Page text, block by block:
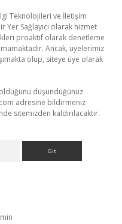
Teknolojileri ve İletişim
Yer Sağlayıcı olarak hizmet
proaktif olarak denetleme
Ancak, üyelerimiz
olup, siteye üye olarak
düşündüğünüz
adresine bildirmeniz
sitemizden kaldırılacaktır.